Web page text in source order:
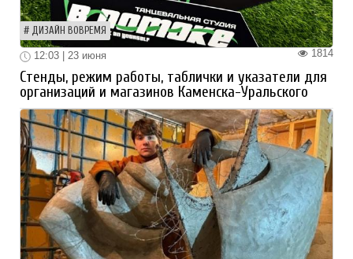
ДИЗАЙН ВОВРЕМЯ
1814
12:03 | 23 июня
Стенды, режим работы, таблички и указатели для
организаций и магазинов Каменска-Уральского